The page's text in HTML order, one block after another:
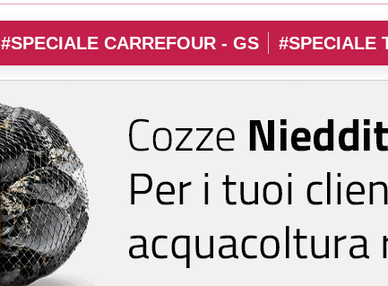
#SPECIALE CARREFOUR - GS #SPECIALE